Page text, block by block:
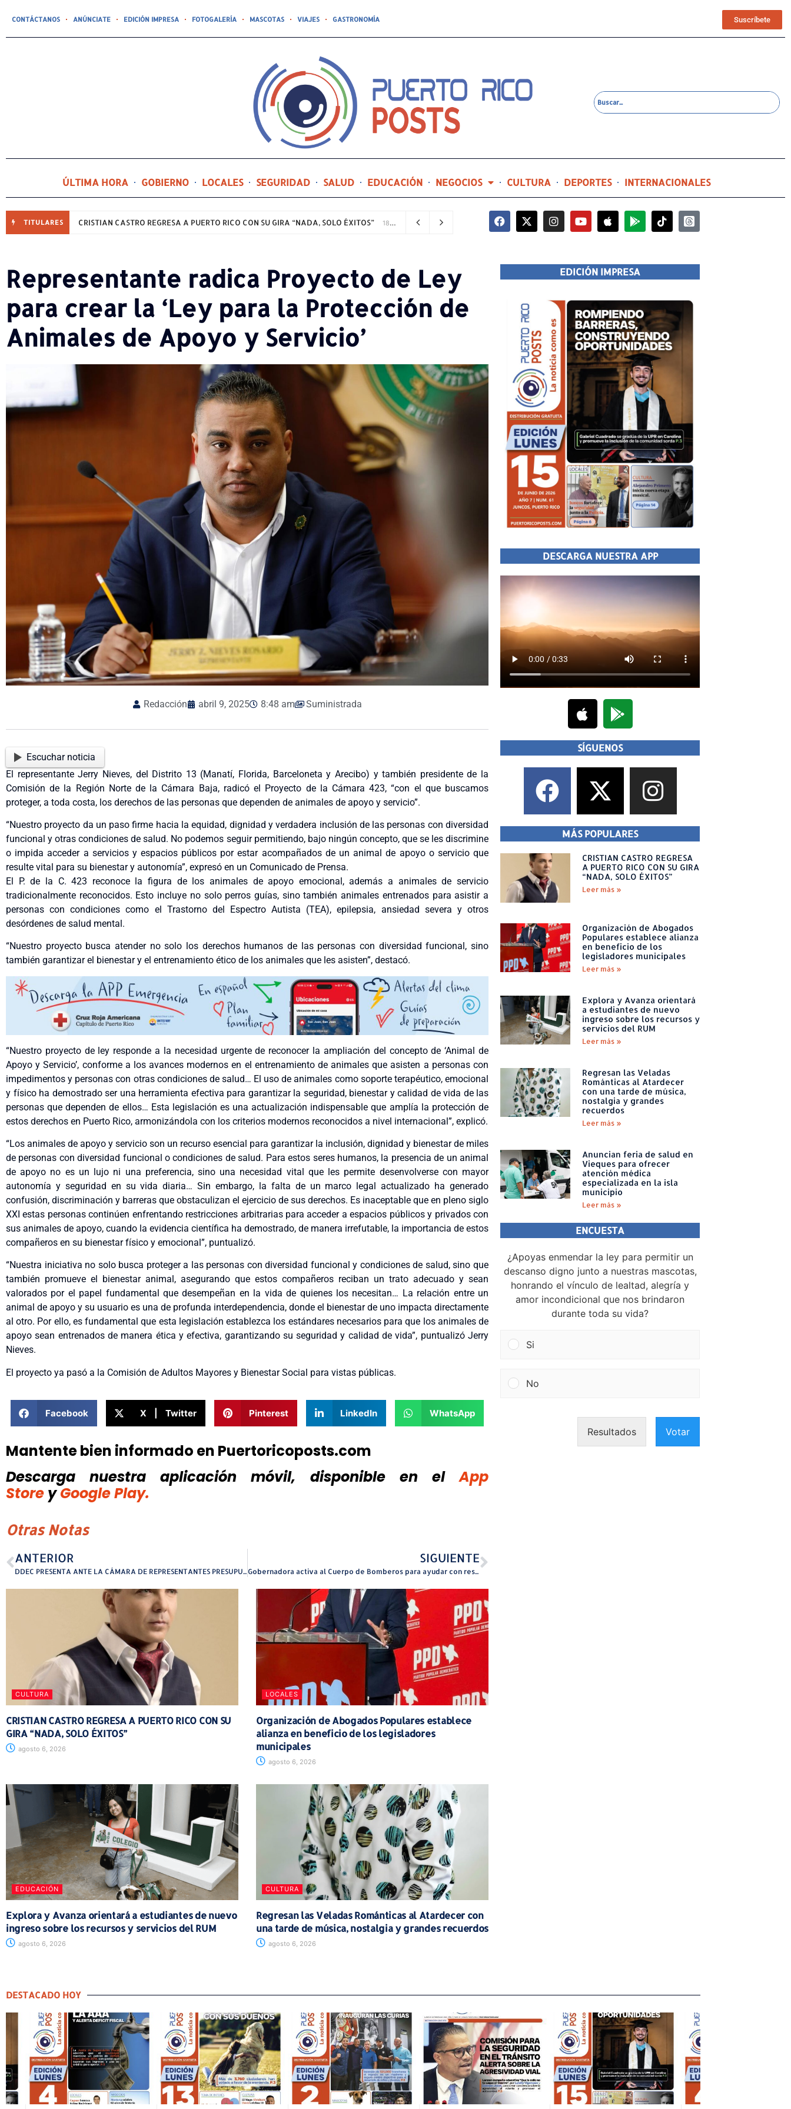
CONTÁCTANOS ANÚNCIATE EDICIÓN IMPRESA FOTOGALERÍA MASCOTAS VIAJES GASTRONOMÍA Suscríbete
ÚLTIMA HORA GOBIERNO LOCALES SEGURIDAD SALUD EDUCACIÓN NEGOCIOS CULTURA DEPORTES INTERNACIONALES
TITULARES CRISTIAN CASTRO REGRESA A PUERTO RICO CON SU GIRA “NADA, SOLO ÉXITOS” 18 minutos ago
Representante radica Proyecto de Ley
para crear la ‘Ley para la Protección de
Animales de Apoyo y Servicio’
Redacción abril 9, 2025 8:48 am Suministrada
Escuchar noticia
El representante Jerry Nieves, del Distrito 13 (Manatí, Florida, Barceloneta y Arecibo) y también presidente de la
Comisión de la Región Norte de la Cámara Baja, radicó el Proyecto de la Cámara 423, “con el que buscamos
proteger, a toda costa, los derechos de las personas que dependen de animales de apoyo y servicio”.
“Nuestro proyecto da un paso firme hacia la equidad, dignidad y verdadera inclusión de las personas con diversidad
funcional y otras condiciones de salud. No podemos seguir permitiendo, bajo ningún concepto, que se les discrimine
o impida acceder a servicios y espacios públicos por estar acompañados de un animal de apoyo o servicio que
resulte vital para su bienestar y autonomía”, expresó en un Comunicado de Prensa.
El P. de la C. 423 reconoce la figura de los animales de apoyo emocional, además a animales de servicio
tradicionalmente reconocidos. Esto incluye no solo perros guías, sino también animales entrenados para asistir a
personas con condiciones como el Trastorno del Espectro Autista (TEA), epilepsia, ansiedad severa y otros
desórdenes de salud mental.
“Nuestro proyecto busca atender no solo los derechos humanos de las personas con diversidad funcional, sino
también garantizar el bienestar y el entrenamiento ético de los animales que les asisten”, destacó.
“Nuestro proyecto de ley responde a la necesidad urgente de reconocer la ampliación del concepto de ‘Animal de
Apoyo y Servicio’, conforme a los avances modernos en el entrenamiento de animales que asisten a personas con
impedimentos y personas con otras condiciones de salud… El uso de animales como soporte terapéutico, emocional
y físico ha demostrado ser una herramienta efectiva para garantizar la seguridad, bienestar y calidad de vida de las
personas que dependen de ellos… Esta legislación es una actualización indispensable que amplía la protección de
estos derechos en Puerto Rico, armonizándola con los criterios modernos reconocidos a nivel internacional”, explicó.
“Los animales de apoyo y servicio son un recurso esencial para garantizar la inclusión, dignidad y bienestar de miles
de personas con diversidad funcional o condiciones de salud. Para estos seres humanos, la presencia de un animal
de apoyo no es un lujo ni una preferencia, sino una necesidad vital que les permite desenvolverse con mayor
autonomía y seguridad en su vida diaria… Sin embargo, la falta de un marco legal actualizado ha generado
confusión, discriminación y barreras que obstaculizan el ejercicio de sus derechos. Es inaceptable que en pleno siglo
XXI estas personas continúen enfrentando restricciones arbitrarias para acceder a espacios públicos y privados con
sus animales de apoyo, cuando la evidencia científica ha demostrado, de manera irrefutable, la importancia de estos
compañeros en su bienestar físico y emocional”, puntualizó.
“Nuestra iniciativa no solo busca proteger a las personas con diversidad funcional y condiciones de salud, sino que
también promueve el bienestar animal, asegurando que estos compañeros reciban un trato adecuado y sean
valorados por el papel fundamental que desempeñan en la vida de quienes los necesitan… La relación entre un
animal de apoyo y su usuario es una de profunda interdependencia, donde el bienestar de uno impacta directamente
al otro. Por ello, es fundamental que esta legislación establezca los estándares necesarios para que los animales de
apoyo sean entrenados de manera ética y efectiva, garantizando su seguridad y calidad de vida”, puntualizó Jerry
Nieves.
El proyecto ya pasó a la Comisión de Adultos Mayores y Bienestar Social para vistas públicas.
Facebook X | Twitter Pinterest LinkedIn WhatsApp
Mantente bien informado en Puertoricoposts.com
Descarga nuestra aplicación móvil, disponible
en el
App
Store y Google Play.
Otras Notas
ANTERIOR
DDEC PRESENTA ANTE LA CÁMARA DE REPRESENTANTES PRESUPUESTO PARA IMPULSAR LA TRANSFORMACIÓN ECONÓMICA DE PUERTO RICO
SIGUIENTE
Gobernadora activa al Cuerpo de Bomberos para ayudar con rescate en la República Dominicana
CULTURA
CRISTIAN CASTRO REGRESA A PUERTO RICO CON SU
GIRA “NADA, SOLO ÉXITOS”
agosto 6, 2026
LOCALES
Organización de Abogados Populares establece
alianza en beneficio de los legisladores
municipales
agosto 6, 2026
EDUCACIÓN
Explora y Avanza orientará a estudiantes de nuevo
ingreso sobre los recursos y servicios del RUM
agosto 6, 2026
CULTURA
Regresan las Veladas Románticas al Atardecer con
una tarde de música, nostalgia y grandes recuerdos
agosto 6, 2026
EDICIÓN IMPRESA
DESCARGA NUESTRA APP
SÍGUENOS
MÁS POPULARES
CRISTIAN CASTRO REGRESA
A PUERTO RICO CON SU GIRA
“NADA, SOLO ÉXITOS”
Leer más »
Organización de Abogados
Populares establece alianza
en beneficio de los
legisladores municipales
Leer más »
Explora y Avanza orientará
a estudiantes de nuevo
ingreso sobre los recursos y
servicios del RUM
Leer más »
Regresan las Veladas
Románticas al Atardecer
con una tarde de música,
nostalgia y grandes
recuerdos
Leer más »
Anuncian feria de salud en
Vieques para ofrecer
atención médica
especializada en la isla
municipio
Leer más »
ENCUESTA
¿Apoyas enmendar la ley para permitir un
descanso digno junto a nuestras mascotas,
honrando el vínculo de lealtad, alegría y
amor incondicional que nos brindaron
durante toda su vida?
Si
No
Resultados Votar
DESTACADO HOY